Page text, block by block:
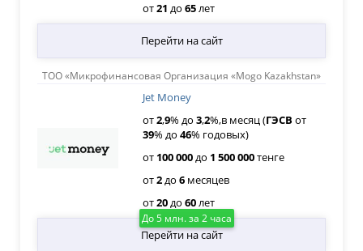
от21 до 65лет
ТОО «Микрофинансовая Организация «Mogo Kazakhstan»
Перейти на сайт
Jet Money
от2,9% до 3,2%,в месяц (ГЭСВ от
39% до 46% годовых)
от 100000до 1 500000тенге
от2до 6месяцев
от20до 60лет
Перейти на сайт
До 5 млн. за 2 часа